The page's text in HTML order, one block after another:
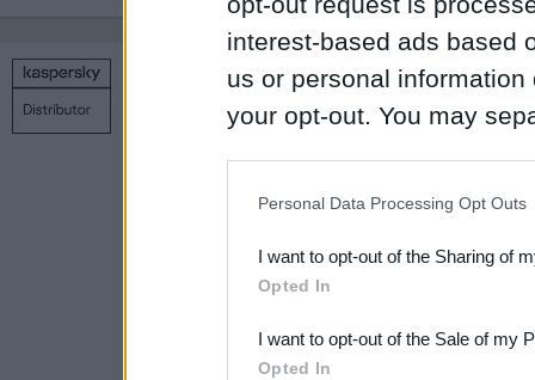
interest-based ads based
us or personal
your opt-out. You may
Downstream Participants
third parties.
Please note that this
Personal Data Processing Opt Outs
I want to opt-out of the Sharing of
Opted In
I want to opt-out of the Sale of my
Opted In
Copyright © 1998 – 2026 SIA Datoru drošības tehnoloģijas
Связаться с нами
Политика конфиденциальности